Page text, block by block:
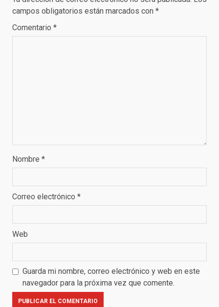
campos obligatorios están marcados con *
Comentario *
Nombre *
Correo electrónico *
Web
Guarda mi nombre, correo electrónico y web en este
navegador para la próxima vez que comente.